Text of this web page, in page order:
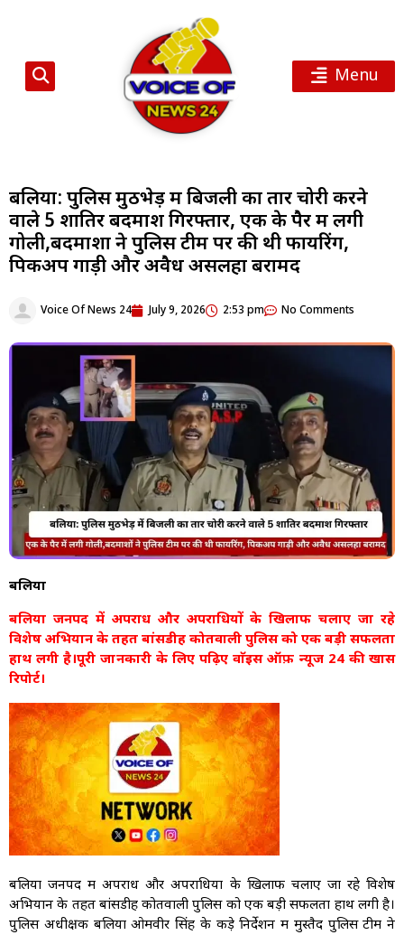
Menu
बलिया: पुलिस मुठभेड़ में बिजली का तार चोरी करने
वाले 5 शातिर बदमाश गिरफ्तार, एक के पैर में लगी
गोली,बदमाशों ने पुलिस टीम पर की थी फायरिंग,
पिकअप गाड़ी और अवैध असलहा बरामद
Voice Of News 24 July 9, 2026 2:53 pm No Comments
बलिया
बलिया जनपद में अपराध और अपराधियों के खिलाफ चलाए जा रहे
विशेष अभियान के तहत बांसडीह कोतवाली पुलिस को एक बड़ी सफलता
हाथ लगी है।पूरी जानकारी के लिए पढ़िए वाॅइस ऑफ़ न्यूज 24 की खास
रिपोर्ट।
बलिया जनपद में अपराध और अपराधियों के खिलाफ चलाए जा रहे विशेष
अभियान के तहत बांसडीह कोतवाली पुलिस को एक बड़ी सफलता हाथ लगी है।
पुलिस अधीक्षक बलिया ओमवीर सिंह के कड़े निर्देशन में मुस्तैद पुलिस टीम ने